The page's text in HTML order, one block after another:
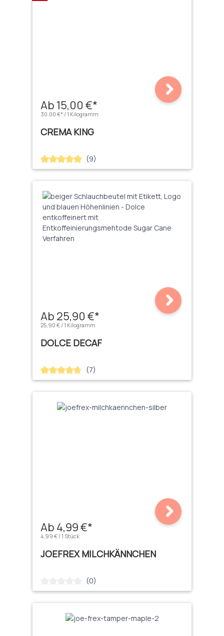
Ab 15,00 €*
30,00 €* / 1 Kilogramm
CREMA KING
Durchschnittliche Bewertung von 4.89 von 5 Sternen
(9)
Ab 25,90 €*
25,90 € / 1 Kilogramm
DOLCE DECAF
Durchschnittliche Bewertung von 4.71 von 5 Sternen
(7)
Ab 4,99 €*
4,99 € / 1 Stück
JOEFREX MILCHKÄNNCHEN
Durchschnittliche Bewertung von 0 von 5 Sternen
(0)